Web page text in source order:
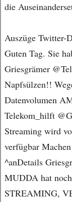
die
Auszüge Twitter-
Guten Tag. Sie
Griesgrämer
Napfsülzen!!
Datenvolumen
Telekom_hilft
Streaming wird
verfügbar
^anDetails
MUDDA hat
STREAMING,